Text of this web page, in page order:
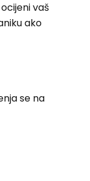
vaš
ako
se na